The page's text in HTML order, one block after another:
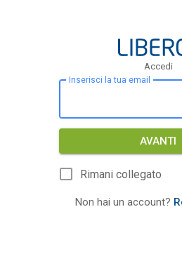
Accedi
Inserisci la tua email
AVANTI
Rimani collegato
Non hai un account?